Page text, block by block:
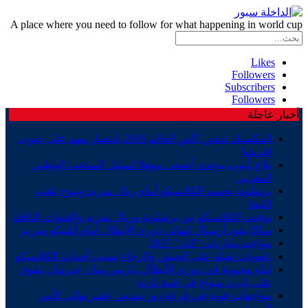
A place where you need to follow for what happening in world cup
Likes
Followers
Subscribers
Followers
أخبار عاجلة
المكسيك تدشن كأس العالم 2026 بانتصار مهم على جنوب
إفريقيا
بلاغ..أيوب بوعدي أضحى مؤهلا لتمثيل المنتخب الوطني
المغربي
برشلونة يحسم الكلاسيكو أمام ريال مدريد ويتوج بلقب
الليغا.
توقيت الكلاسيكو بين برشلونة وريال مدريد والقنوات الناقلة
ساكا يقود أرسنال لنهائي دوري الأبطال أمام أتلتيكو مدريد
مواعيد مباريات “كان” 2027
عقوبات ثقيلة على الجيش والرجاء بسبب أحداث الكلاسيكو
ليلة مجنونة في دوري الأبطال..باريس سان جيرمان يتفوق
على بايرن ميونخ في قمة نارية
مواجهات قوية في قرعة دور سدس عشر نهائي كأس